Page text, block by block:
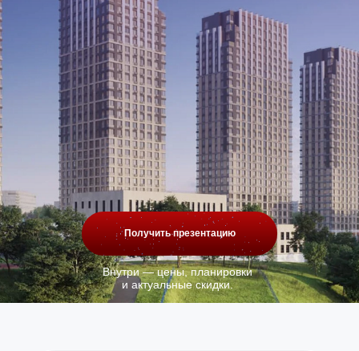
Внутри — цены, планировки
и актуальные скидки.
Получить презентацию